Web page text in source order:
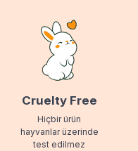
Cruelty Free
Hiçbir ürün
hayvanlar üzerinde
test edilmez